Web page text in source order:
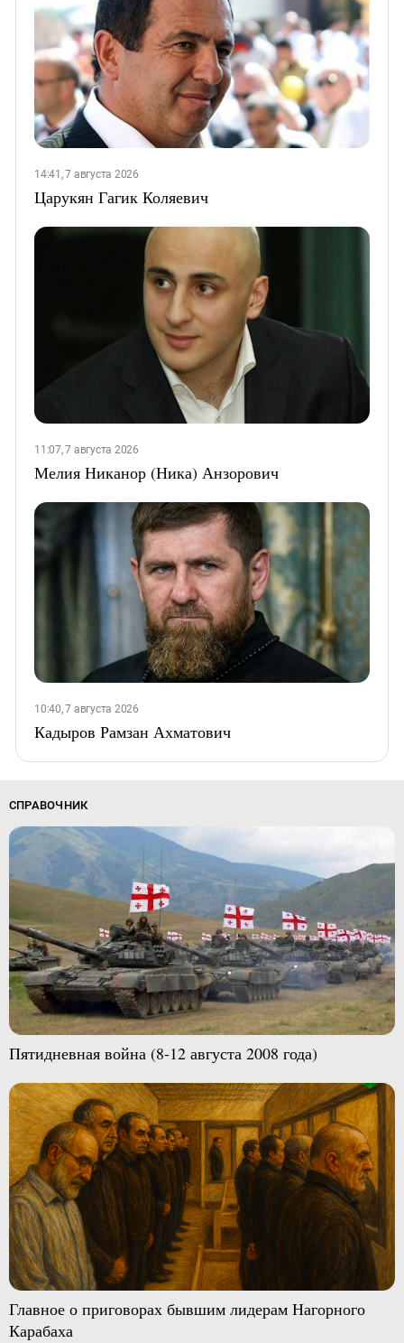
14:41, 7 августа 2026
Царукян Гагик Коляевич
11:07, 7 августа 2026
Мелия Никанор (Ника) Анзорович
10:40, 7 августа 2026
Кадыров Рамзан Ахматович
СПРАВОЧНИК
Пятидневная война (8-12 августа 2008 года)
Главное о приговорах бывшим лидерам Нагорного
Карабаха